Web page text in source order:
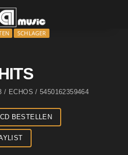
SCHLAGER
ECHOS / 5450162359464
BESTELLEN